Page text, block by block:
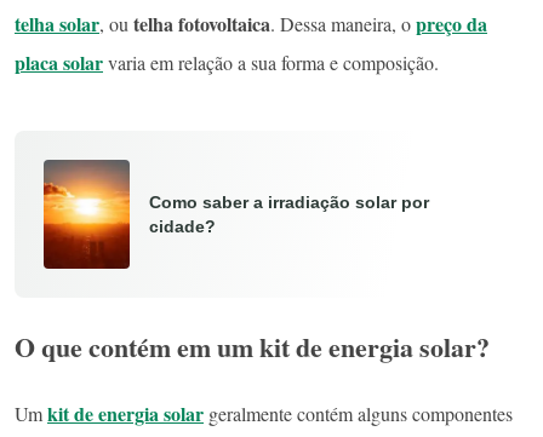
telha solar, ou telha fotovoltaica. Dessa maneira, opreço da
placa solarvaria em relação a sua forma e composição.
Como saber a irradiação solar por
cidade?
O que contém em um kit de energia solar?
Umkit de energia solar geralmente contém alguns componentes